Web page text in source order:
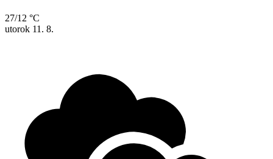
27/12 °C
utorok 11. 8.